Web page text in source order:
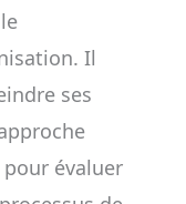
Il
ses
évaluer